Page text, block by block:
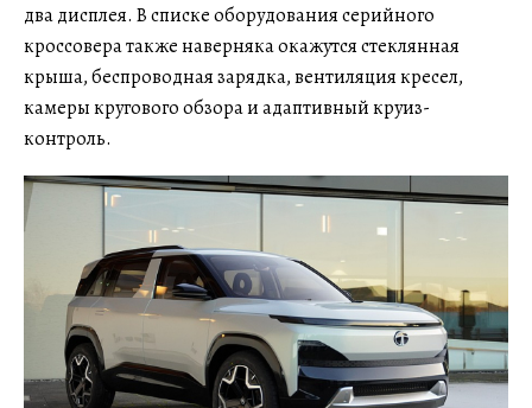
два дисплея. В списке оборудования серийного
кроссовера также наверняка окажутся стеклянная
крыша, беспроводная зарядка, вентиляция кресел,
камеры кругового обзора и адаптивный круиз-
контроль.